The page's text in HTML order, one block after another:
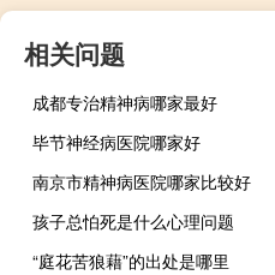
相关问题
成都专治精神病哪家最好
毕节神经病医院哪家好
南京市精神病医院哪家比较好
孩子总怕死是什么心理问题
“庭花苦狼藉”的出处是哪里